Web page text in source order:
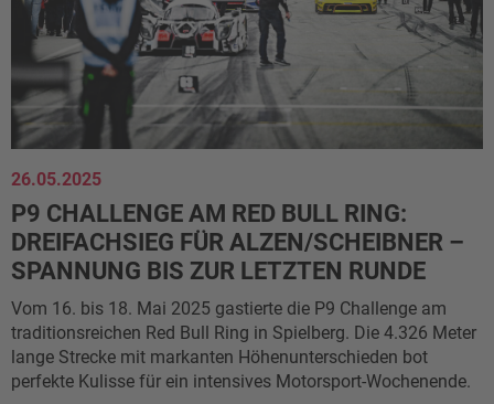
26.05.2025
P9 CHALLENGE AM RED BULL RING:
DREIFACHSIEG FÜR ALZEN/SCHEIBNER –
SPANNUNG BIS ZUR LETZTEN RUNDE
Vom 16. bis 18. Mai 2025 gastierte die P9 Challenge am
traditionsreichen Red Bull Ring in Spielberg. Die 4.326 Meter
lange Strecke mit markanten Höhenunterschieden bot
perfekte Kulisse für ein intensives Motorsport-Wochenende.